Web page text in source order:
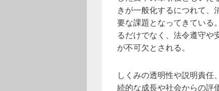
きが一般化するにつれて、
要な課題となってきている
るだけでなく、法令遵守や
が不可欠とされる。
しくみの透明性や説明責
続的な成長や社会からの評